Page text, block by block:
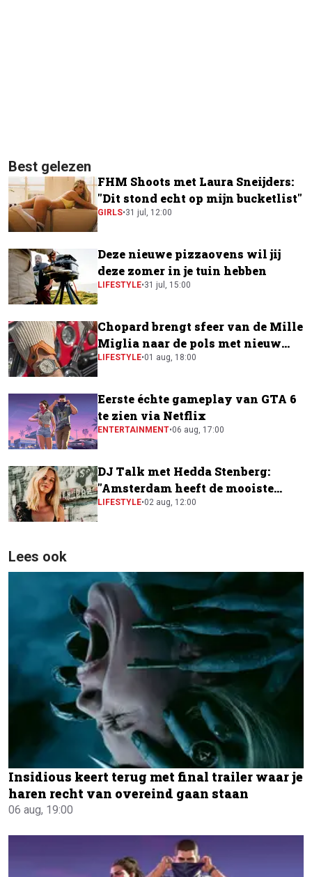
Best gelezen
FHM Shoots met Laura Sneijders:
"Dit stond echt op mijn bucketlist"
GIRLS•31 jul, 12:00
Deze nieuwe pizzaovens wil jij
deze zomer in je tuin hebben
LIFESTYLE•31 jul, 15:00
Chopard brengt sfeer van de Mille
Miglia naar de pols met nieuw
horloge
LIFESTYLE•01 aug, 18:00
Eerste échte gameplay van GTA 6
te zien via Netflix
ENTERTAINMENT•06 aug, 17:00
DJ Talk met Hedda Stenberg:
"Amsterdam heeft de mooiste
festivalscene van Europa"
LIFESTYLE•02 aug, 12:00
Lees ook
Insidious keert terug met final trailer waar je
haren recht van overeind gaan staan
06 aug, 19:00